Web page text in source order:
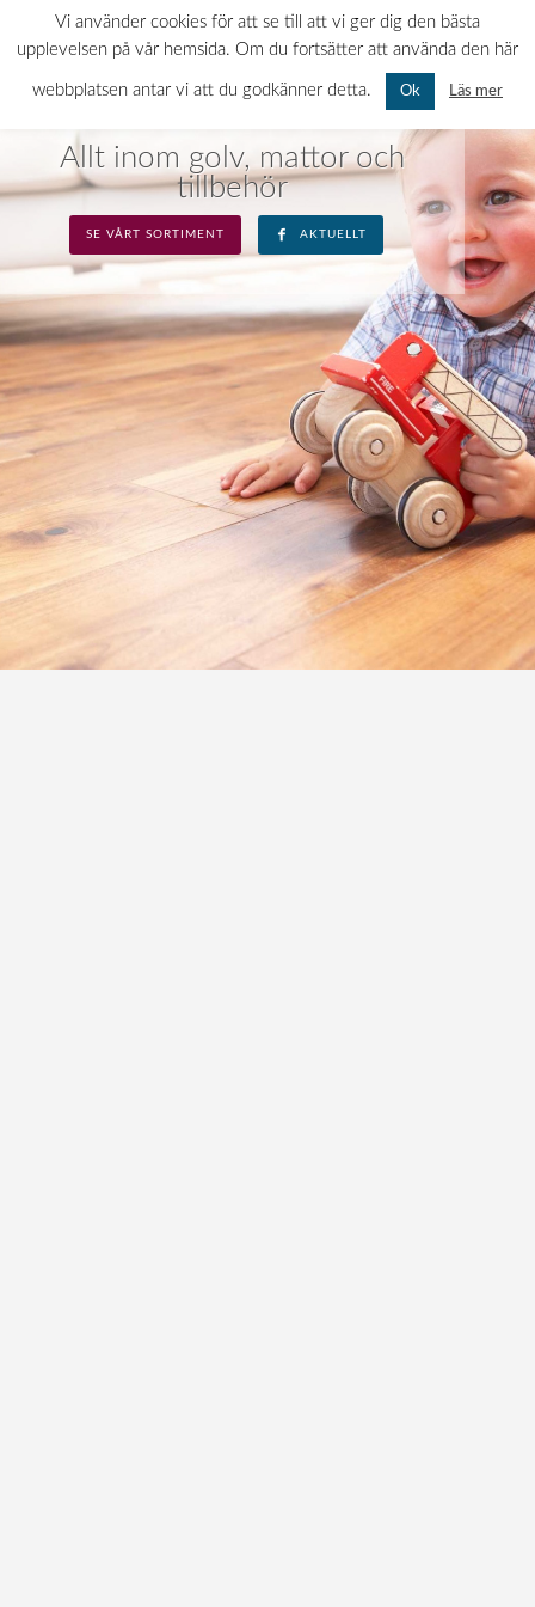
0522-120 11 MÅN-FRE: 07.00 - 16.00 LÖR-SÖN: STÄNGT
Allt inom golv, mattor och
tillbehör
SE VÅRT SORTIMENT AKTUELLT
Vi använder cookies för att se till att vi ger dig den bästa
upplevelsen på vår hemsida. Om du fortsätter att använda den här
webbplatsen antar vi att du godkänner detta. Ok Läs mer